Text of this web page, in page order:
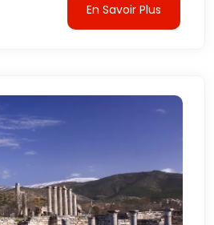
En Savoir Plus